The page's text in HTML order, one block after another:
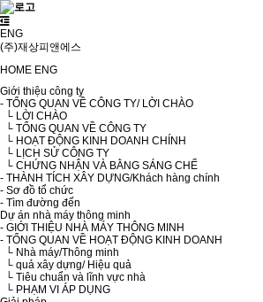
ENG
(주)재상피앤에스
HOME ENG
Giới thiệu công ty
- TỔNG QUAN VỀ CÔNG TY/ LỜI CHÀO
└ LỜI CHÀO
└ TỔNG QUAN VỀ CÔNG TY
└ HOẠT ĐỘNG KINH DOANH CHÍNH
└ LỊCH SỬ CÔNG TY
└ CHỨNG NHẬN VÀ BẰNG SÁNG CHẾ
- THÀNH TÍCH XÂY DỰNG/Khách hàng chính
- Sơ đồ tổ chức
- Tìm đường đến
Dự án nhà máy thông minh
- GIỚI THIỆU NHÀ MÁY THÔNG MINH
- TỔNG QUAN VỀ HOẠT ĐỘNG KINH DOANH
└ Nhà máy/Thông minh
└ quả xây dựng/ Hiệu quả
└ Tiêu chuẩn và lĩnh vực nhà
└ PHẠM VI ÁP DỤNG